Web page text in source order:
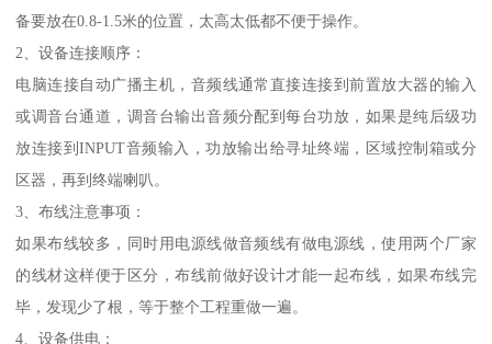
备要放在0.8-1.5米的位置，太高太低都不便于操作。
2、设备连接顺序：
电脑连接自动广播主机，音频线通常直接连接到前置放大器的输入
或调音台通道，调音台输出音频分配到每台功放，如果是纯后级功
放连接到INPUT音频输入，功放输出给寻址终端，区域控制箱或分
区器，再到终端喇叭。
3、布线注意事项：
如果布线较多，同时用电源线做音频线有做电源线，使用两个厂家
的线材这样便于区分，布线前做好设计才能一起布线，如果布线完
毕，发现少了根，等于整个工程重做一遍。
4、设备供电：